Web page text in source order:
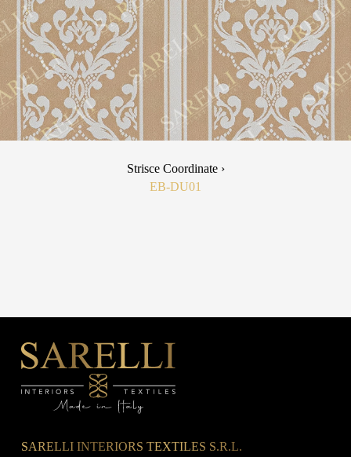
Strisce Coordinate ›
EB-DU01
SARELLI INTERIORS TEXTILES S.R.L.